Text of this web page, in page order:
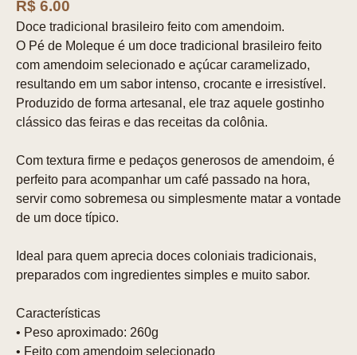
R$ 6.00
Doce tradicional brasileiro feito com amendoim.
O Pé de Moleque é um doce tradicional brasileiro feito
com amendoim selecionado e açúcar caramelizado,
resultando em um sabor intenso, crocante e irresistível.
Produzido de forma artesanal, ele traz aquele gostinho
clássico das feiras e das receitas da colônia.
Com textura firme e pedaços generosos de amendoim, é
perfeito para acompanhar um café passado na hora,
servir como sobremesa ou simplesmente matar a vontade
de um doce típico.
Ideal para quem aprecia doces coloniais tradicionais,
preparados com ingredientes simples e muito sabor.
Características
• Peso aproximado: 260g
• Feito com amendoim selecionado